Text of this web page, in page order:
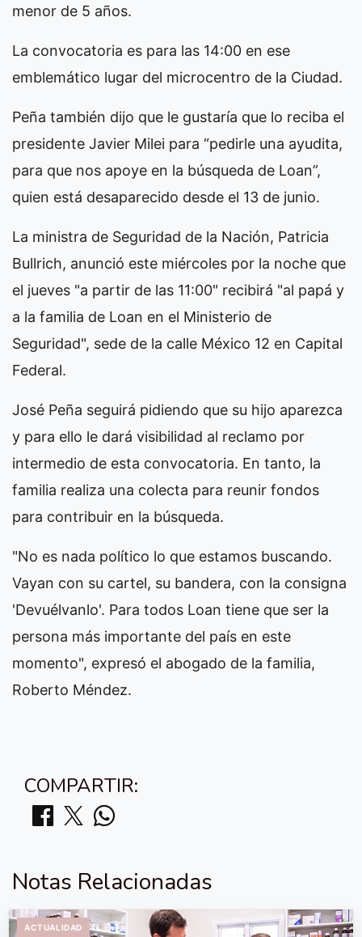
menor de 5 años.
La convocatoria es para las 14:00 en ese
emblemático lugar del microcentro de la Ciudad.
Peña también dijo que le gustaría que lo reciba el
presidente Javier Milei para “pedirle una ayudita,
para que nos apoye en la búsqueda de Loan”,
quien está desaparecido desde el 13 de junio.
La ministra de Seguridad de la Nación, Patricia
Bullrich, anunció este miércoles por la noche que
el jueves "a partir de las 11:00" recibirá "al papá y
a la familia de Loan en el Ministerio de
Seguridad", sede de la calle México 12 en Capital
Federal.
José Peña seguirá pidiendo que su hijo aparezca
y para ello le dará visibilidad al reclamo por
intermedio de esta convocatoria. En tanto, la
familia realiza una colecta para reunir fondos
para contribuir en la búsqueda.
"No es nada político lo que estamos buscando.
Vayan con su cartel, su bandera, con la consigna
'Devuélvanlo'. Para todos Loan tiene que ser la
persona más importante del país en este
momento", expresó el abogado de la familia,
Roberto Méndez.
COMPARTIR:
Notas Relacionadas
ACTUALIDAD